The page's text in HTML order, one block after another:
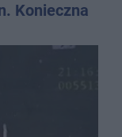
Konieczna